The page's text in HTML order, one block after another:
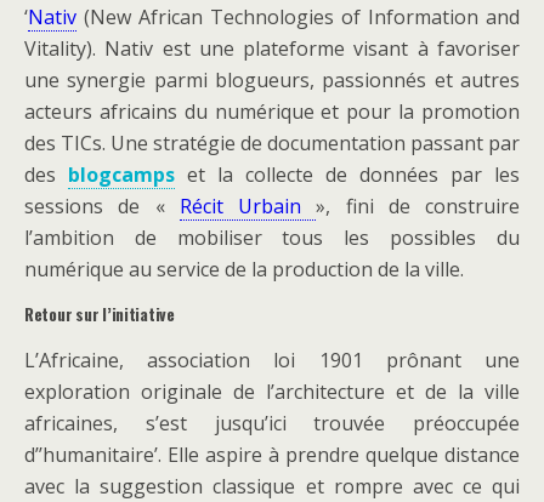
‘Nativ (New African Technologies of Information and
Vitality). Nativ est une plateforme visant à favoriser
une synergie parmi blogueurs, passionnés et autres
acteurs africains du numérique et pour la promotion
des TICs. Une stratégie de documentation passant par
des blogcamps et la collecte de données par les
sessions de « Récit Urbain», fini de construire
l’ambition de mobiliser tous les possibles du
numérique au service de la production de la ville.
Retour sur l’initiative
L’Africaine, association loi 1901 prônant une
exploration originale de l’architecture et de la ville
africaines, s’est jusqu’ici trouvée préoccupée
d’’humanitaire’. Elle aspire à prendre quelque distance
avec la suggestion classique et rompre avec ce qui